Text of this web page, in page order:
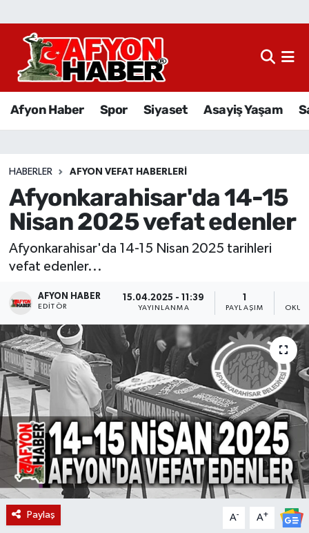
Afyon Haber Spor Siyaset Asayiş Yaşam
HABERLER AFYON VEFAT HABERLERI
Afyonkarahisar'da 14-15
Nisan 2025 vefat edenler
Afyonkarahisar'da 14-15 Nisan 2025 tarihleri
vefat edenler...
AFYON HABER
EDITÖR
15.04.2025 - 11:39
YAYINLANMA PAYLAŞIM
Paylaş A- A+
Afyon Haber
Sağlık
Eğitim
Sivil Toplum
Ekonomi
Magazin
Etkinlikler